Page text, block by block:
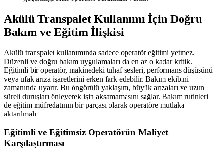
Akülü Transpalet Kullanımı İçin Doğru
Bakım ve Eğitim İlişkisi
Akülü transpalet kullanımında sadece operatör eğitimi yetmez.
Düzenli ve doğru bakım uygulamaları da en az o kadar kritik.
Eğitimli bir operatör, makinedeki tuhaf sesleri, performans düşüşünü
veya ufak arıza işaretlerini erken fark edebilir. Bakım ekibini
zamanında uyarır. Bu öngörülü yaklaşım, büyük arızaları ve uzun
süreli duruşları önleyerek işin aksamamasını sağlar. Bakım rutinleri
de eğitim müfredatının bir parçası olarak operatöre mutlaka
aktarılmalı.
Eğitimli ve Eğitimsiz Operatörün Maliyet
Karşılaştırması